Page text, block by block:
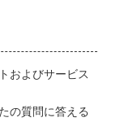
およびサービス
の質問に答える